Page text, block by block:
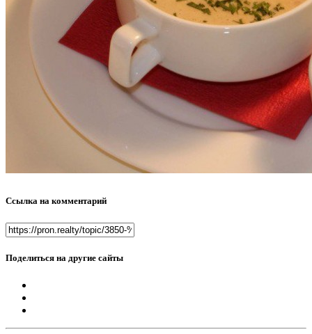
Ссылка на комментарий
Поделиться на другие сайты